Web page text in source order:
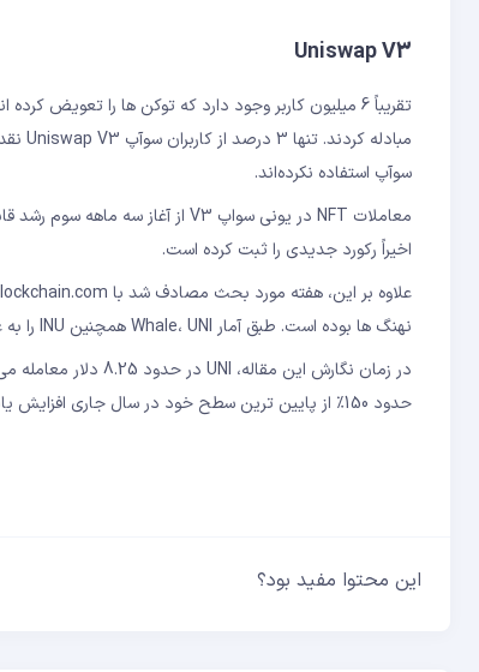
Uniswap V3
سوآپ استفاده نکرده‌اند.
اخیراً رکورد جدیدی را ثبت کرده است.
نهنگ ها بوده است. طبق آمار Whale، UNI همچنین INU را به عنوان بیشترین معامله در میان 500 نهنگ برتر اتریوم معرفی کرد.
حدود 150٪ از پایین ترین سطح خود در سال جاری افزایش یابد. با این وجود، یونی در این هفته با کاهش 5.64 درصدی در 24 ساعت، شاهد کاهش نادری بود.
این محتوا مفید بود؟